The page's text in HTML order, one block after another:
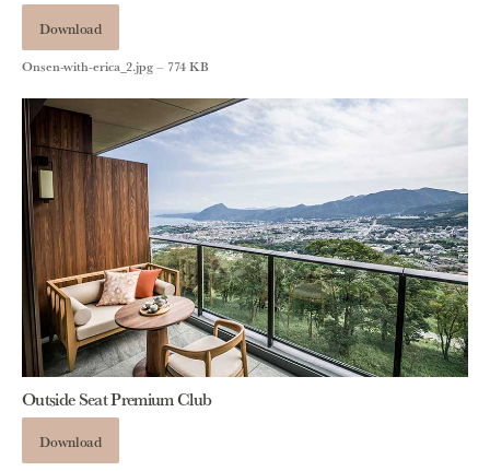
Download
Onsen-with-erica_2.jpg – 774 KB
Outside Seat Premium Club
Download